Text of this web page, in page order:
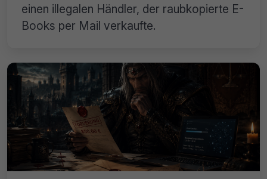
einen illegalen Händler, der raubkopierte E-
Books per Mail verkaufte.